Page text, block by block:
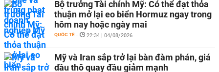
Bộ trưởng Tài chính Mỹ: Có thể đạt thỏa
thuận mở lại eo biển Hormuz ngay trong
hôm nay hoặc ngày mai
QUỐC TẾ - 22:34 | 04/08/2026
Mỹ và Iran sắp trở lại bàn đàm phán, giá
dầu thô quay đầu giảm mạnh